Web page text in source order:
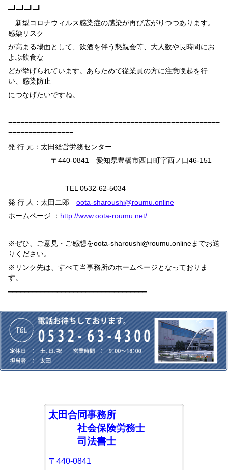
━┛━┛━┛━┛
新型コロナウィルス感染症の感染が再び広がりつつあります。
感染リスク
が高まる場面として、飲酒を伴う懇親会等、大人数や長時間にお
よぶ飲食な
どが挙げられています。あらためて従業員の方に注意喚起を行
い、感染防止
につなげたいですね。
====================================================
================
発 行 元：太田経営労務センター
〒 440-0841 愛知県豊橋市西口町字西ノ口46-151
TEL 0532-62-5034
発 行 人：太田二郎 oota-sharoushi@roumu.online
ホームページ ： http://www.oota-roumu.net/
──────────────────────────────────
※ぜひ、ご意見・ご感想をoota-sharoushi@roumu.onlineまでお送
りください。
※リンク先は、すべて当事務所のホームページとなっておりま
す。
━━━━━━━━━━━━━━━━━━━━━━━━━━━━━━━━━━
太田合同事務所
社会保険労務士
司法書士
〒440-0841